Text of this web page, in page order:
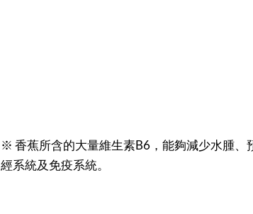
※ 香蕉所含的大量維生素B6，能夠減少水腫、
經系統及免疫系統。